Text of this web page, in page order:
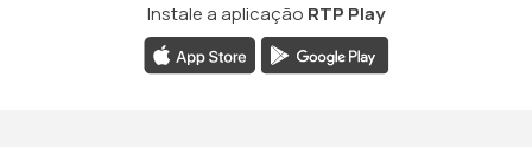
Instale a aplicação RTP Play